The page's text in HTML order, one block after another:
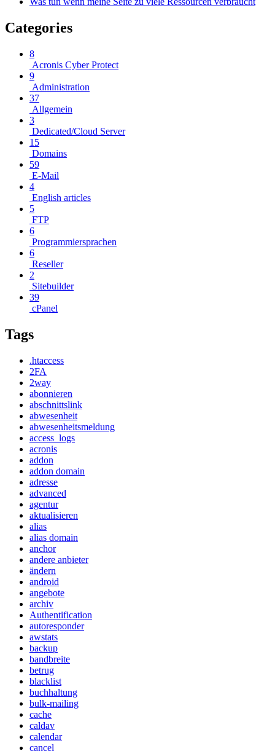
Categories
8
Acronis Cyber Protect
9
Administration
37
Allgemein
3
Dedicated/Cloud Server
15
Domains
59
E-Mail
4
English articles
5
FTP
6
Programmiersprachen
6
Reseller
2
Sitebuilder
39
cPanel
Tags
.htaccess
2FA
2way
abonnieren
abschnittslink
abwesenheit
abwesenheitsmeldung
access_logs
acronis
addon
addon domain
adresse
advanced
agentur
aktualisieren
alias
alias domain
anchor
andere anbieter
ändern
android
angebote
archiv
Authentification
autoresponder
awstats
backup
bandbreite
betrug
blacklist
buchhaltung
bulk-mailing
cache
caldav
calendar
cancel